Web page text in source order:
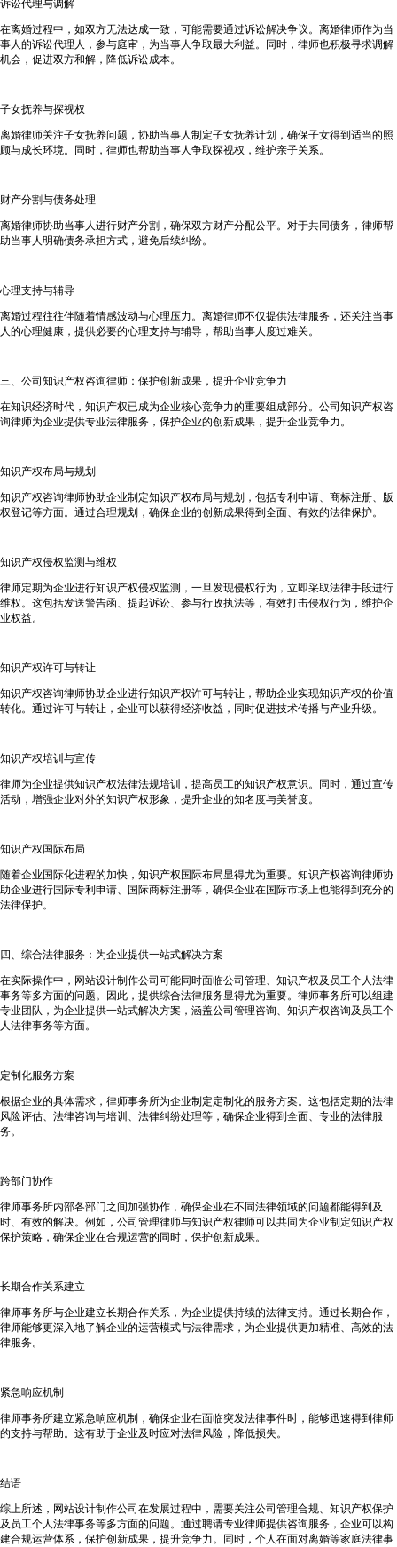
诉讼代理与调解
在离婚过程中，如双方无法达成一致，可能需要通过诉讼解决争议。离婚律师作为当
事人的诉讼代理人，参与庭审，为当事人争取最大利益。同时，律师也积极寻求调解
机会，促进双方和解，降低诉讼成本。
子女抚养与探视权
离婚律师关注子女抚养问题，协助当事人制定子女抚养计划，确保子女得到适当的照
顾与成长环境。同时，律师也帮助当事人争取探视权，维护亲子关系。
财产分割与债务处理
离婚律师协助当事人进行财产分割，确保双方财产分配公平。对于共同债务，律师帮
助当事人明确债务承担方式，避免后续纠纷。
心理支持与辅导
离婚过程往往伴随着情感波动与心理压力。离婚律师不仅提供法律服务，还关注当事
人的心理健康，提供必要的心理支持与辅导，帮助当事人度过难关。
三、公司知识产权咨询律师：保护创新成果，提升企业竞争力
在知识经济时代，知识产权已成为企业核心竞争力的重要组成部分。公司知识产权咨
询律师为企业提供专业法律服务，保护企业的创新成果，提升企业竞争力。
知识产权布局与规划
知识产权咨询律师协助企业制定知识产权布局与规划，包括专利申请、商标注册、版
权登记等方面。通过合理规划，确保企业的创新成果得到全面、有效的法律保护。
知识产权侵权监测与维权
律师定期为企业进行知识产权侵权监测，一旦发现侵权行为，立即采取法律手段进行
维权。这包括发送警告函、提起诉讼、参与行政执法等，有效打击侵权行为，维护企
业权益。
知识产权许可与转让
知识产权咨询律师协助企业进行知识产权许可与转让，帮助企业实现知识产权的价值
转化。通过许可与转让，企业可以获得经济收益，同时促进技术传播与产业升级。
知识产权培训与宣传
律师为企业提供知识产权法律法规培训，提高员工的知识产权意识。同时，通过宣传
活动，增强企业对外的知识产权形象，提升企业的知名度与美誉度。
知识产权国际布局
随着企业国际化进程的加快，知识产权国际布局显得尤为重要。知识产权咨询律师协
助企业进行国际专利申请、国际商标注册等，确保企业在国际市场上也能得到充分的
法律保护。
四、综合法律服务：为企业提供一站式解决方案
在实际操作中，网站设计制作公司可能同时面临公司管理、知识产权及员工个人法律
事务等多方面的问题。因此，提供综合法律服务显得尤为重要。律师事务所可以组建
专业团队，为企业提供一站式解决方案，涵盖公司管理咨询、知识产权咨询及员工个
人法律事务等方面。
定制化服务方案
根据企业的具体需求，律师事务所为企业制定定制化的服务方案。这包括定期的法律
风险评估、法律咨询与培训、法律纠纷处理等，确保企业得到全面、专业的法律服
务。
跨部门协作
律师事务所内部各部门之间加强协作，确保企业在不同法律领域的问题都能得到及
时、有效的解决。例如，公司管理律师与知识产权律师可以共同为企业制定知识产权
保护策略，确保企业在合规运营的同时，保护创新成果。
长期合作关系建立
律师事务所与企业建立长期合作关系，为企业提供持续的法律支持。通过长期合作，
律师能够更深入地了解企业的运营模式与法律需求，为企业提供更加精准、高效的法
律服务。
紧急响应机制
律师事务所建立紧急响应机制，确保企业在面临突发法律事件时，能够迅速得到律师
的支持与帮助。这有助于企业及时应对法律风险，降低损失。
结语
综上所述，网站设计制作公司在发展过程中，需要关注公司管理合规、知识产权保护
及员工个人法律事务等多方面的问题。通过聘请专业律师提供咨询服务，企业可以构
建合规运营体系，保护创新成果，提升竞争力。同时，个人在面对离婚等家庭法律事